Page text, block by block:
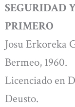
SEGURIDAD
PRIMERO
Josu Erkoreka
Bermeo, 1960.
Licenciado en
Deusto.